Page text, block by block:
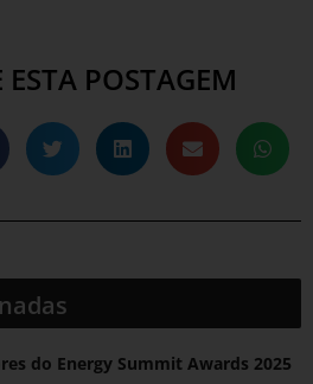
POSTAGEM
do Energy Summit Awards 2025